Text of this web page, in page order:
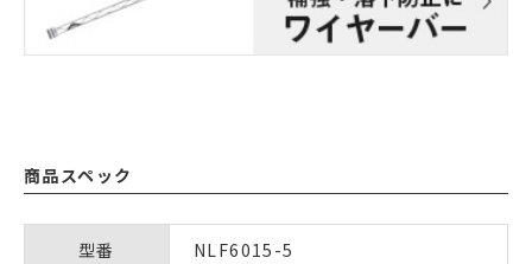
商品スペック
型番 NLF6015-5